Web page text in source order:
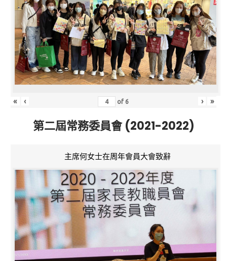
« ‹ of 6 › »
第二屆常務委員會 (2021-2022)
主席何女士在周年會員大會致辭